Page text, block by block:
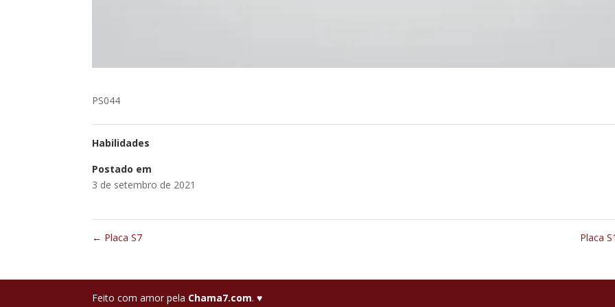
PS044
Habilidades
Postado em
3 de setembro de 2021
← Placa S7 Placa
Feito com amor pela Chama7.com.♥